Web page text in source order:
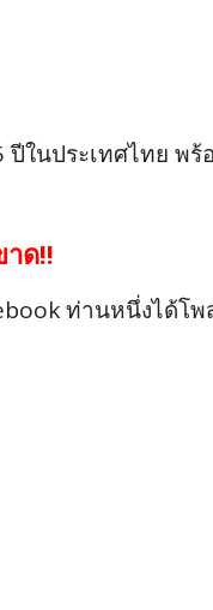
ปีในประเทศไทย
ด!!
ท่านหนึ่งได้โ